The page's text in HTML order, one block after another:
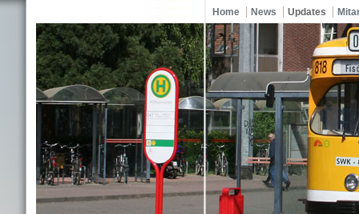
Home News Updates